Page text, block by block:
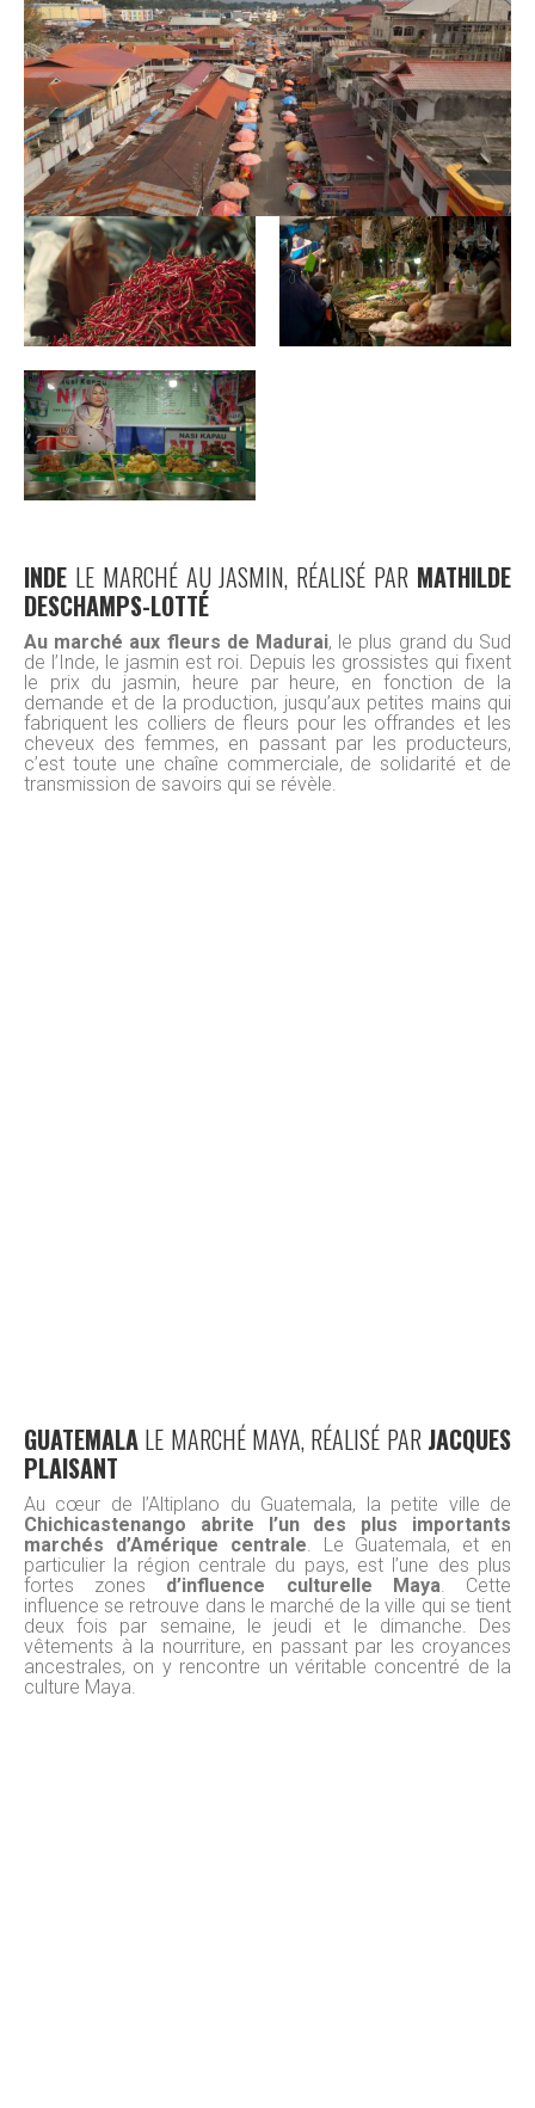
INDE LE MARCHÉ AU JASMIN, RÉALISÉ PAR MATHILDE
DESCHAMPS-LOTTÉ
Au marché aux fleurs de Madurai, le plus grand du Sud
de l’Inde, le jasmin est roi. Depuis les grossistes qui fixent
le prix du jasmin, heure par heure, en fonction de la
demande et de la production, jusqu’aux petites mains qui
fabriquent les colliers de fleurs pour les offrandes et les
cheveux des femmes, en passant par les producteurs,
c’est toute une chaîne commerciale, de solidarité et de
transmission de savoirs qui se révèle.
GUATEMALA LE MARCHÉ MAYA, RÉALISÉ PAR JACQUES
PLAISANT
Au cœur de l’Altiplano du Guatemala, la petite ville de
Chichicastenango
abrite l’un des plus importants
marchés d’Amérique centrale. Le Guatemala, et en
particulier la région centrale du pays, est l’une des plus
fortes zones d’influence culturelle Maya. Cette
influence se retrouve dans le marché de la ville qui se tient
deux fois par semaine, le jeudi et le dimanche. Des
vêtements à la nourriture, en passant par les croyances
ancestrales, on y rencontre un véritable concentré de la
culture Maya.